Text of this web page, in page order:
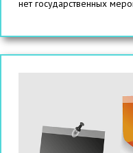
нет государственных